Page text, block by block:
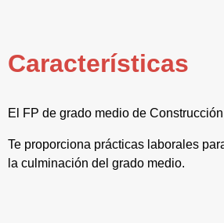
Características
El FP de grado medio de
Te proporciona prácticas laborales
la culminación del grado medio.